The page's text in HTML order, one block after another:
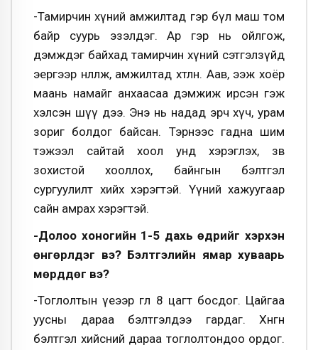
-Тамирчин хүний амжилтад гэр бүл маш том
байр суурь эзэлдэг. Ар гэр нь ойлгож,
дэмждэг байхад тамирчин хүний сэтгэлзүйд
эергээр нөлөөлж, амжилтад хөтлөнө. Аав, ээж хоёр
маань намайг анхаасаа дэмжиж ирсэн гэж
хэлсэн шүү дээ. Энэ нь надад эрч хүч, урам
зориг болдог байсан. Тэрнээс гадна шим
тэжээл сайтай хоол унд хэрэглэх, зөв
зохистой хооллох, байнгын бэлтгэл
сургуулилт хийх хэрэгтэй. Үүний хажуугаар
сайн амрах хэрэгтэй.
-Долоо хоногийн 1-5 дахь өдрийг хэрхэн
өнгөрүүлдэг вэ? Бэлтгэлийн ямар хуваарь
мөрддөг вэ?
-Тоглолтын үеээр өглөө 8 цагт босдог. Цайгаа
уусны дараа бэлтгэлдээ гардаг. Хөнгөн
бэлтгэл хийсний дараа тоглолтондоо ордог.